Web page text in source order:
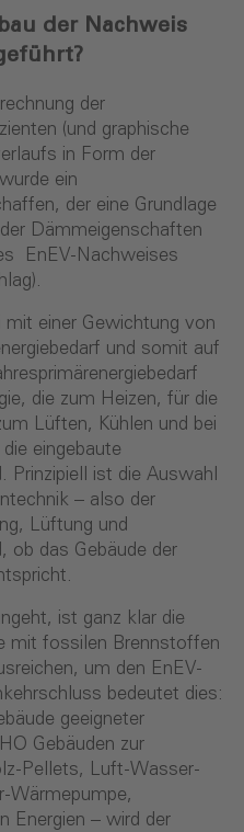
der Nachweis
der
(und graphische
in Form der
ein
der eine Grundlage
Dämmeigenschaften
EnEV-Nachweises
mit einer Gewichtung von
und somit auf
die zum Heizen, für die
Lüften, Kühlen und bei
eingebaute
Prinzipiell ist die Auswahl
– also der
Lüftung und
ob das Gebäude der
ist ganz klar die
mit fossilen Brennstoffen
um den EnEV-
bedeutet dies:
geeigneter
Gebäuden zur
Pellets, Luft-Wasser-
Wärmepumpe,
Energien – wird der